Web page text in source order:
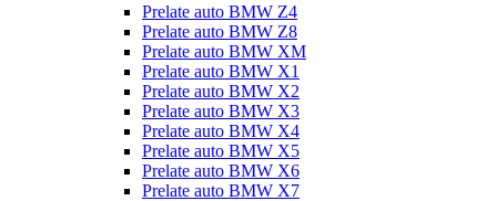
Prelate auto BMW Z4
Prelate auto BMW Z8
Prelate auto BMW XM
Prelate auto BMW X1
Prelate auto BMW X2
Prelate auto BMW X3
Prelate auto BMW X4
Prelate auto BMW X5
Prelate auto BMW X6
Prelate auto BMW X7